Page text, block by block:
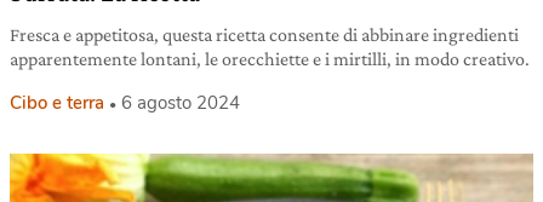
Fresca e appetitosa, questa ricetta consente di abbinare ingredienti
apparentemente lontani, le orecchiette e i mirtilli, in modo creativo.
Cibo e terra 6 agosto 2024